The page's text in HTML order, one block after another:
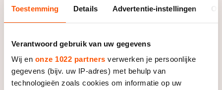
Toestemming Details Advertentie-instellingen
Verantwoord gebruik van uw gegevens
Wij en onze 1022 partners verwerken je persoonlijke
gegevens (bijv. uw IP-adres) met behulp van
technologieën zoals cookies om informatie op uw